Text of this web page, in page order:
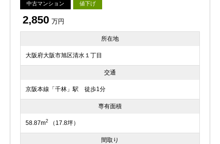
中古マンション 値下げ
2,850 万円
所在地
大阪府大阪市旭区清水１丁目
交通
京阪本線「千林」駅 徒歩1分
専有面積
58.87m2 （17.8坪）
間取り